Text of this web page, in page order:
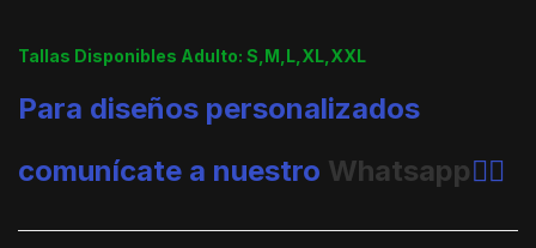
Tallas Disponibles Adulto: S,M,L,XL,XXL
Para diseños personalizados
comunícate a nuestro Whatsapp👈🏼